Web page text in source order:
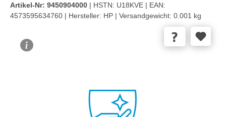
Artikel-Nr: 9450904000 | HSTN: U18KVE | EAN:
4573595634760 | Hersteller: HP | Versandgewicht: 0.001 kg